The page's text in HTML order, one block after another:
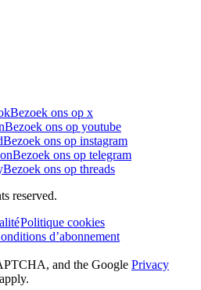
Bezoek ons op x
Bezoek ons op youtube
Bezoek ons op instagram
Bezoek ons op telegram
Bezoek ons op threads
reserved.
Politique cookies
d’abonnement
and the Google Privacy
apply.